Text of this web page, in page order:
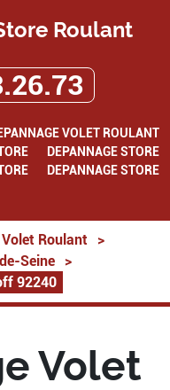
Roulant
VOLET ROULANT
DEPANNAGE STORE
DEPANNAGE STORE
Roulant
>
Seine
>
92240
Volet